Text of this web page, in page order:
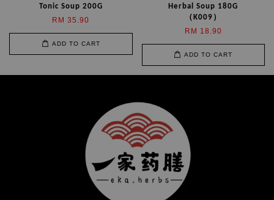
Tonic Soup 200G
RM 35.90
ADD TO CART
Herbal Soup 180G
（K009）
RM 18.90
ADD TO CART